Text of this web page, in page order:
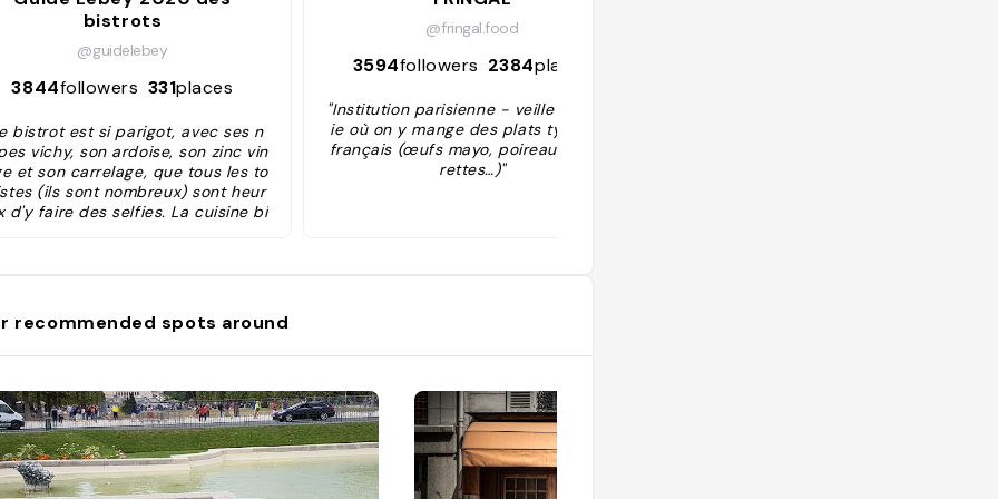
bistrots
@guidelebey
3844followers 331places
bistrot est si parigot, avec ses n
vichy, son ardoise, son zinc vin
et son carrelage, que tous les to
(ils sont nombreux) sont heur
d'y faire des selfies. La cuisine bi
sans grand intérêt, mais les
les moins chers ne sont pas les
plat du jour de la semaine (cana
à l'orange mardi, blanquette jeudi,
gratin dauphinois samedi…). Ac
et service impeccables, belle c
arte de vins, tradition oblige."
@fringal.food
3594followers 2384places
"Institution parisienne - veille brasser
ie où on y mange des plats typiques
français (œufs mayo, poireaux vinaig
rettes…)"
recommended spots around